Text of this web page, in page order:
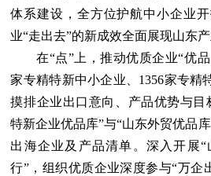
体系建设，全方位护航中小企业
业“走出去”的新成效全面展现山东
在“点”上，推动优质企业“优品
家专精特新中小企业、1356家专精
摸排企业出口意向、产品优势与目
特新企业优品库”与“山东外贸优品
出海企业及产品清单。深入开展
行”，组织优质企业深度参与“万企